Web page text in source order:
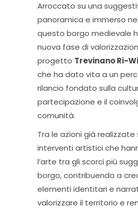
Arroccato su una
panoramica e immerso
questo borgo medievale
nuova fase di
progetto Trevinano Ri-
che ha dato vita a un
rilancio fondato sulla
partecipazione e il
comunità.
Tra le azioni già realizzate
interventi artistici che
l’arte tra gli scorci più
borgo, contribuendo a
elementi identitari e
valorizzare il territorio e